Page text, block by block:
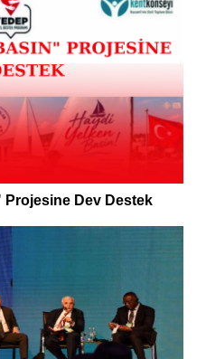
Projesine Dev Destek